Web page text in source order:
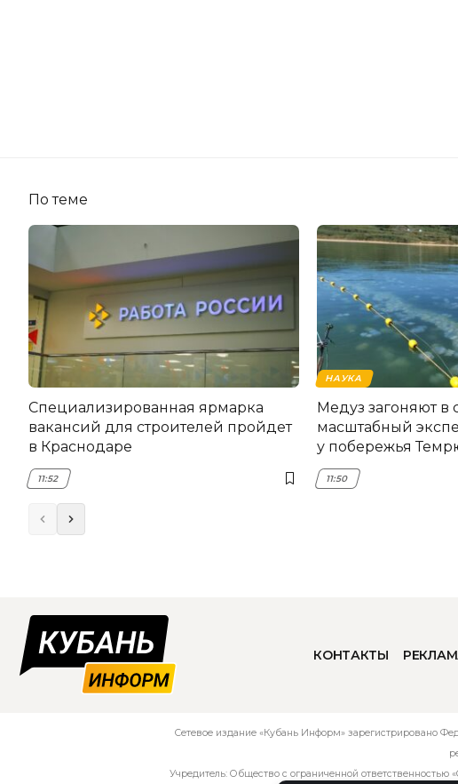
По теме
Специализированная ярмарка
вакансий для строителей пройдет
в Краснодаре
11:52
НАУКА
Медуз загоняют в
масштабный
у побережья
11:50
КОНТАКТЫ
Сетевое издание «Кубань Информ» зарегистрировано
Учредитель: Общество с ограниченной